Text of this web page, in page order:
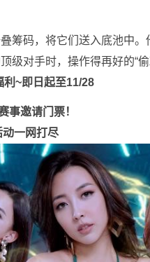
筹码，将它们送入底池中。
级对手时，操作得再好的“偷
利~即日起至11/28
邀请门票！
动一网打尽